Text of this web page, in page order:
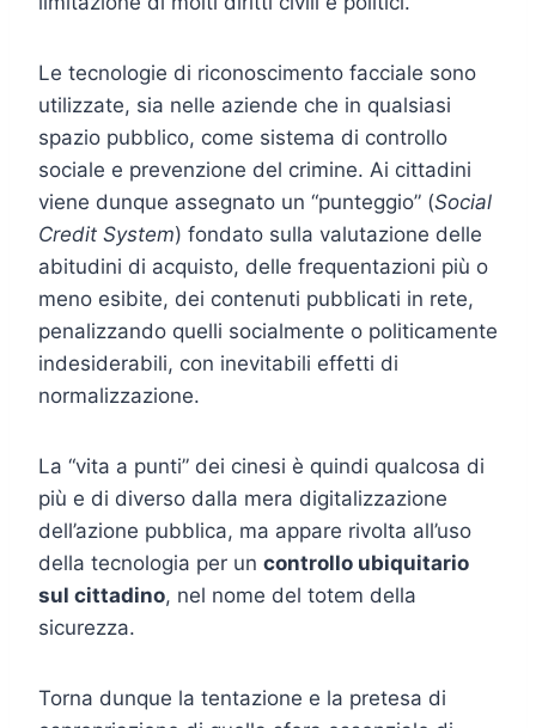
Le tecnologie di riconoscimento facciale sono
utilizzate, sia nelle aziende che in qualsiasi
spazio pubblico, come sistema di controllo
sociale e prevenzione del crimine. Ai cittadini
viene dunque assegnato un “punteggio” (Social
Credit System) fondato sulla valutazione delle
abitudini di acquisto, delle frequentazioni più o
meno esibite, dei contenuti pubblicati in rete,
penalizzando quelli socialmente o politicamente
indesiderabili, con inevitabili effetti di
normalizzazione.
La “vita a punti” dei cinesi è quindi qualcosa di
più e di diverso dalla mera digitalizzazione
dell’azione pubblica, ma appare rivolta all’uso
della tecnologia per un controllo ubiquitario
sul cittadino, nel nome del totem della
sicurezza.
Torna dunque la tentazione e la pretesa di